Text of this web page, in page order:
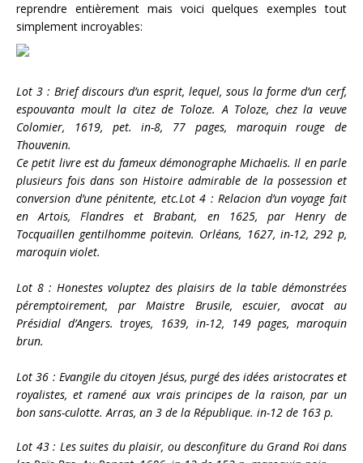
reprendre entièrement mais voici quelques exemples tout
simplement incroyables:
Lot 3 : Brief discours d’un esprit, lequel, sous la forme d’un cerf,
espouvanta moult la citez de Toloze. A Toloze, chez la veuve
Colomier, 1619, pet. in-8, 77 pages, maroquin rouge de
Thouvenin.
Ce petit livre est du fameux démonographe Michaelis. Il en parle
plusieurs fois dans son Histoire admirable de la possession et
conversion d’une pénitente, etc.Lot 4 : Relacion d’un voyage fait
en Artois, Flandres et Brabant, en 1625, par Henry de
Tocquaillen gentilhomme poitevin. Orléans, 1627, in-12, 292 p,
maroquin violet.
Lot 8 : Honestes voluptez des plaisirs de la table démonstrées
péremptoirement, par Maistre Brusile, escuier, avocat au
Présidial d’Angers. troyes, 1639, in-12, 149 pages, maroquin
brun.
Lot 36 : Evangile du citoyen Jésus, purgé des idées aristocrates et
royalistes, et ramené aux vrais principes de la raison, par un
bon sans-culotte. Arras, an 3 de la République. in-12 de 163 p.
Lot 43 : Les suites du plaisir, ou desconfiture du Grand Roi dans